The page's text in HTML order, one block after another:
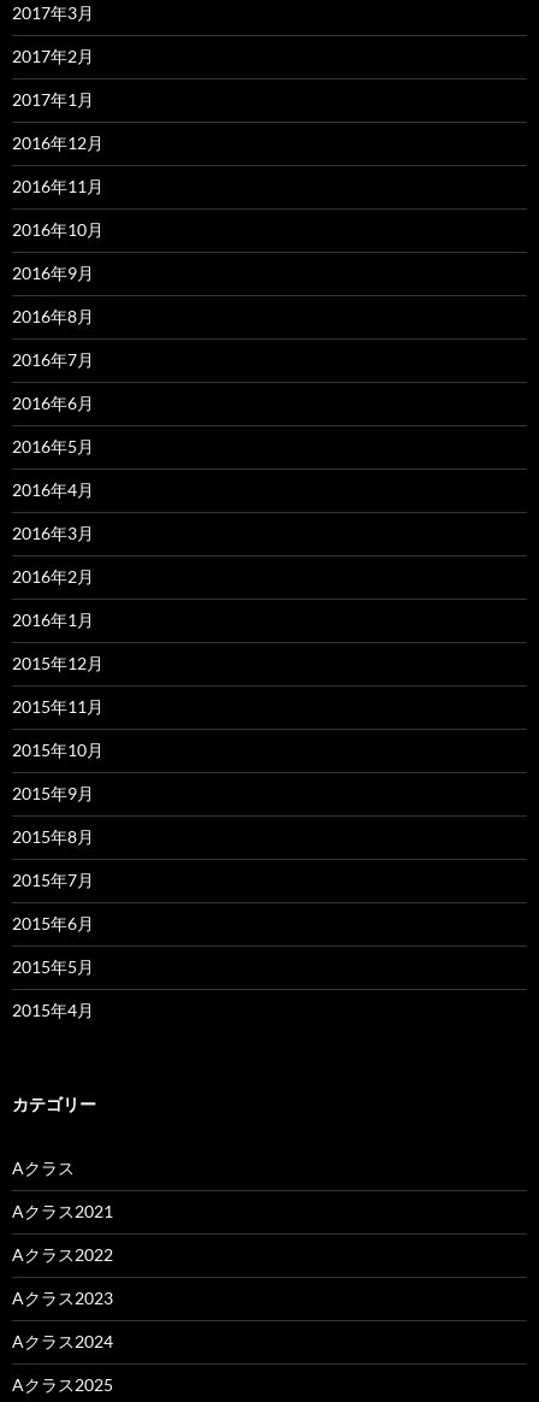
2017年3月
2017年2月
2017年1月
2016年12月
2016年11月
2016年10月
2016年9月
2016年8月
2016年7月
2016年6月
2016年5月
2016年4月
2016年3月
2016年2月
2016年1月
2015年12月
2015年11月
2015年10月
2015年9月
2015年8月
2015年7月
2015年6月
2015年5月
2015年4月
カテゴリー
Aクラス
Aクラス2021
Aクラス2022
Aクラス2023
Aクラス2024
Aクラス2025